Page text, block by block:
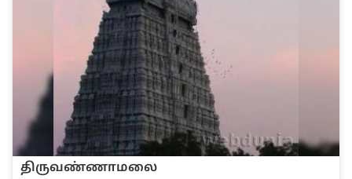
‌திருவ‌ண்ணாமலை